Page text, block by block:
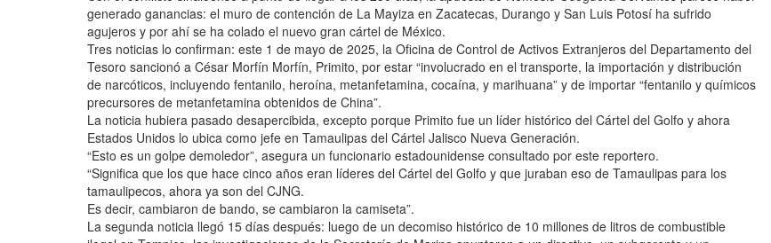
generado ganancias: el muro de contención de La Mayiza en Zacatecas, Durango y San Luis Potosí ha sufrido
agujeros y por ahí se ha colado el nuevo gran cártel de México.
Tres noticias lo confirman: este 1 de mayo de 2025, la Oficina de Control de Activos Extranjeros del Departamento del
Tesoro sancionó a César Morfín Morfín, Primito, por estar “involucrado en el transporte, la importación y distribución
de narcóticos, incluyendo fentanilo, heroína, metanfetamina, cocaína, y marihuana” y de importar “fentanilo y químicos
precursores de metanfetamina obtenidos de China”.
La noticia hubiera pasado desapercibida, excepto porque Primito fue un líder histórico del Cártel del Golfo y ahora
Estados Unidos lo ubica como jefe en Tamaulipas del Cártel Jalisco Nueva Generación.
“Esto es un golpe demoledor”, asegura un funcionario estadounidense consultado por este reportero.
“Significa que los que hace cinco años eran líderes del Cártel del Golfo y que juraban eso de Tamaulipas para los
tamaulipecos, ahora ya son del CJNG.
Es decir, cambiaron de bando, se cambiaron la camiseta”.
La segunda noticia llegó 15 días después: luego de un decomiso histórico de 10 millones de litros de combustible